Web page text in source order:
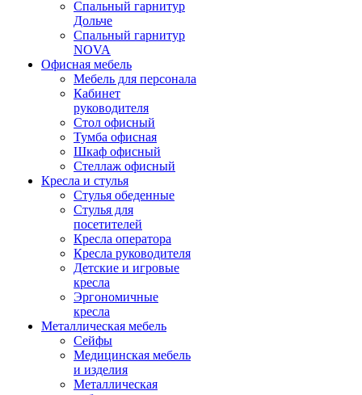
Спальный гарнитур
Дольче
Спальный гарнитур
NOVA
Офисная мебель
Мебель для персонала
Кабинет
руководителя
Стол офисный
Тумба офисная
Шкаф офисный
Стеллаж офисный
Кресла и стулья
Стулья обеденные
Стулья для
посетителей
Кресла оператора
Кресла руководителя
Детские и игровые
кресла
Эргономичные
кресла
Металлическая мебель
Сейфы
Медицинская мебель
и изделия
Металлическая